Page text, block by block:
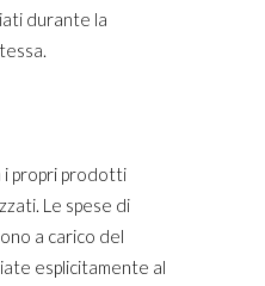
durante la
i propri prodotti
Le spese di
a carico del
esplicitamente al